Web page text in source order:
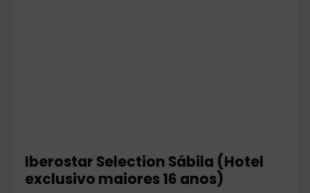
Iberostar Selection Sábila (Hotel
exclusivo maiores 16 anos)